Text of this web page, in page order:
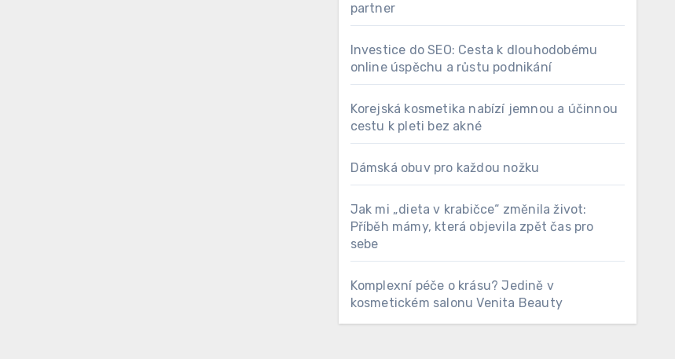
partner
Investice do SEO: Cesta k dlouhodobému
online úspěchu a růstu podnikání
Korejská kosmetika nabízí jemnou a účinnou
cestu k pleti bez akné
Dámská obuv pro každou nožku
Jak mi „dieta v krabičce“ změnila život:
Příběh mámy, která objevila zpět čas pro
sebe
Komplexní péče o krásu? Jedině v
kosmetickém salonu Venita Beauty